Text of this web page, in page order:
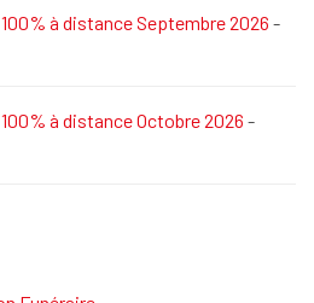
à distance Septembre 2026 -
à distance Octobre 2026 -